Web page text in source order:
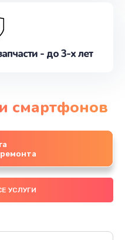
- до 3-х лет
смартфонов
УСЛУГИ